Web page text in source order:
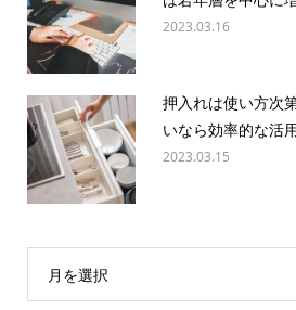
2023.03.16
押入れは使い方次
いなら効率的な活
2023.03.15
月を選択